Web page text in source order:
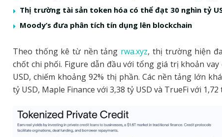
Thị trường tài sản token hóa có thể đạt 30 nghìn tỷ
Moody’s đưa phân tích tín dụng lên blockchain
Theo thống kê từ nền tảng rwa.xyz, thị trường hiện
chốt chi phối. Figure dẫn đầu với tổng giá trị khoản
USD, chiếm khoảng 92% thị phần. Các nền tảng lớn
tỷ USD, Maple Finance với 3,38 tỷ USD và TrueFi với 1,72